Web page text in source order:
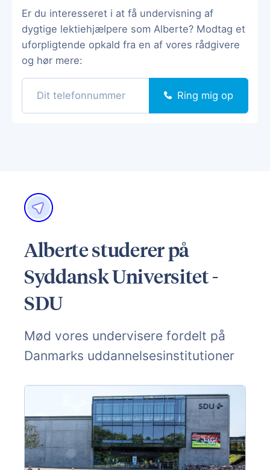
Er du interesseret i at få undervisning af
dygtige lektiehjælpere som Alberte? Modtag et
uforpligtende opkald fra en af vores rådgivere
og hør mere:
Ring mig op
Alberte studerer på
Syddansk Universitet -
SDU
Mød vores undervisere fordelt på
Danmarks uddannelsesinstitutioner